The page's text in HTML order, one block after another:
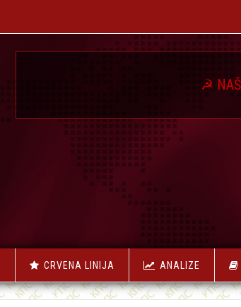
NAŠA
CRVENA LINIJA ANALIZE